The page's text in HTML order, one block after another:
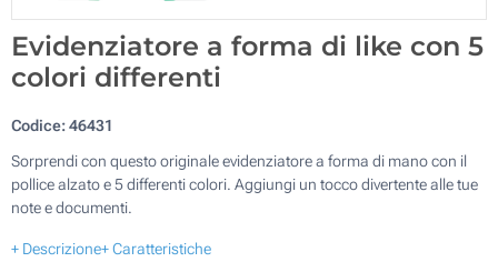
Evidenziatore a forma di like con 5
colori differenti
Codice:46431
Sorprendi con questo originale evidenziatore a forma di mano con il
pollice alzato e 5 differenti colori. Aggiungi un tocco divertente alle tue
note e documenti.
+ Descrizione+ Caratteristiche